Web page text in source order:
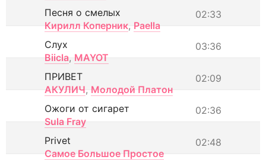
02:33
Песня о смелых
Кирилл Коперник, Paella
03:36
Слух
Biicla, MAYOT
02:09
ПРИВЕТ
АКУЛИЧ, Молодой Платон
02:36
Ожоги от сигарет
Sula Fray
02:48
Privet
Самое Большое Простое